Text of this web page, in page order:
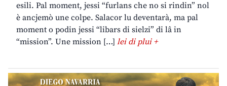
esili. Pal moment, jessi “furlans che no si rindin” nol
è ancjemò une colpe. Salacor lu deventarà, ma pal
moment o podin jessi “libars di sielzi” di lâ in
“mission”. Une mission […] lei di plui +